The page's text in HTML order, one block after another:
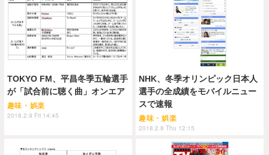
TOKYO FM、平昌冬季五輪選手
が「試合前に聴く曲」オンエア
趣味・娯楽
2018.2.9 Fri 14:45
NHK、冬季オリンピック日本人
選手の全成績をモバイルニュー
スで速報
趣味・娯楽
2018.2.8 Thu 12:15